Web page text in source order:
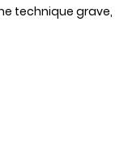
technique grave,